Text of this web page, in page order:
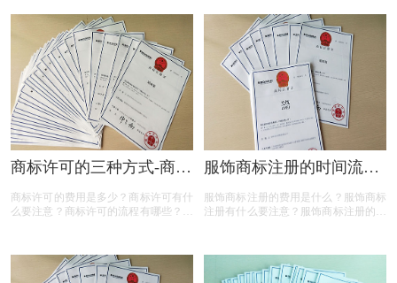
三文商标设计注册小文就给大家汇总一
下，希望对各位汽车商标注册老板有帮
三文商标设计注册小文就给大家汇总一
下，希望对各位立体商标注册老板有帮
商标许可的三种方式-商标
商标许可的费用是多少？商标许可有什
么要注意？商标许可的流程有哪些？商
就给大家汇总一下，希望对各位商标许
可老板有帮助
服饰商标注册的时间流程-
用？
服饰商标注册的费用是什么？服饰商标
注册有什么要注意？服饰商标注册的流
三文商标设计注册小文就给大家汇总一
下，希望对各位服饰商标注册老板有帮